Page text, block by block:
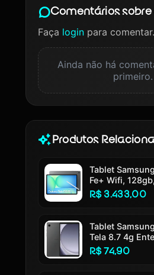
Comentários
Faça loginpara comentar.
Ainda não há
primeiro.
Produtos
Tablet
Fe+ Wifi,
90hz, S Pen E
Cinza
R$ 3.433,00
Tablet
Tela 8.7 4g
Cor Grafite
R$ 74,90